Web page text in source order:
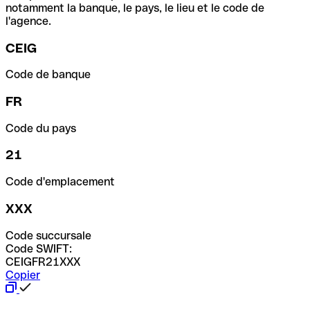
notamment la banque, le pays, le lieu et le code de
l'agence.
CEIG
Code de banque
FR
Code du pays
21
Code d'emplacement
XXX
Code succursale
Code SWIFT:
CEIGFR21XXX
Copier